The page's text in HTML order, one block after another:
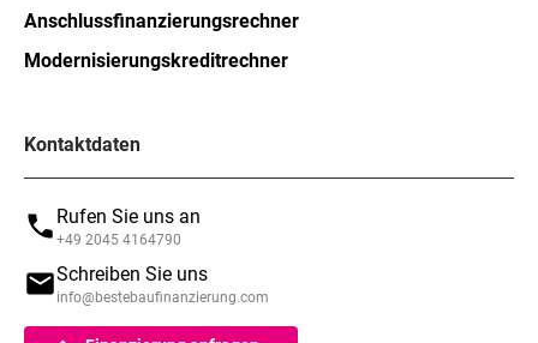
Anschlussfinanzierungsrechner
Modernisierungskreditrechner
Kontaktdaten
Rufen Sie uns an
+49 2045 4164790
Schreiben Sie uns
info@bestebaufinanzierung.com